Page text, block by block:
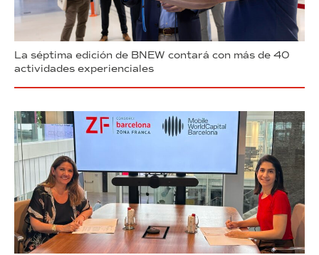
La séptima edición de BNEW contará con más de 40
actividades experienciales